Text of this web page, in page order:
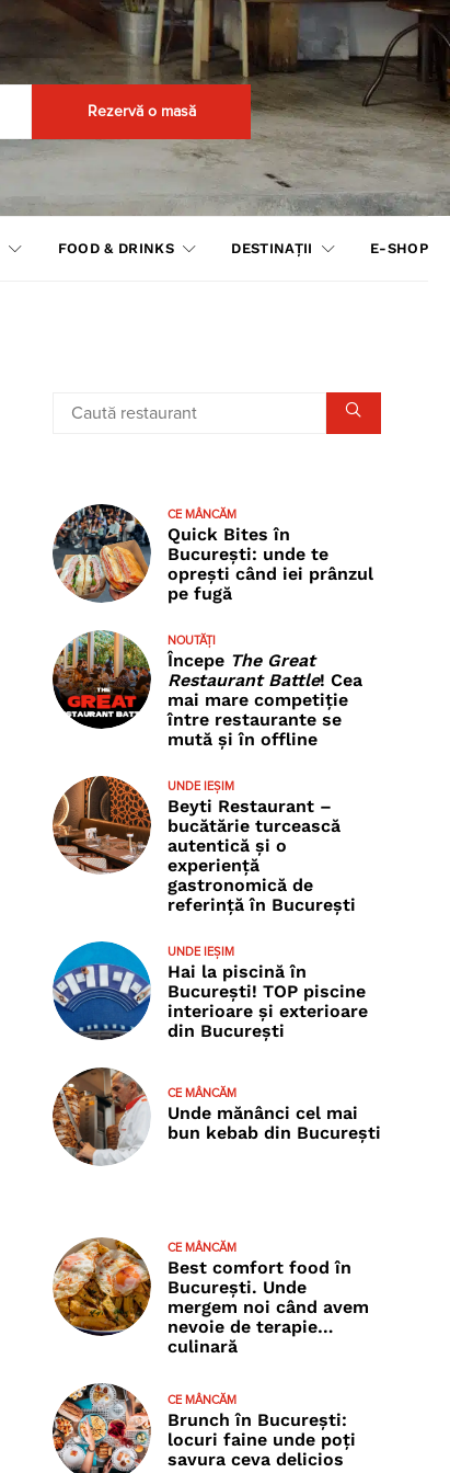
Rezervă o masă
FOOD & DRINKS DESTINAȚII E-SHOP
CE MÂNCĂM
Quick Bites în
București: unde te
oprești când iei prânzul
pe fugă
NOUTĂȚI
Începe The Great
Restaurant Battle! Cea
mai mare competiție
între restaurante se
mută și în offline
UNDE IEȘIM
Beyti Restaurant –
bucătărie turcească
autentică și o
experiență
gastronomică de
referință în București
UNDE IEȘIM
Hai la piscină în
București! TOP piscine
interioare și exterioare
din București
CE MÂNCĂM
Unde mănânci cel mai
bun kebab din București
CE MÂNCĂM
Best comfort food în
București. Unde
mergem noi când avem
nevoie de terapie…
culinară
CE MÂNCĂM
Brunch în București:
locuri faine unde poţi
savura ceva delicios